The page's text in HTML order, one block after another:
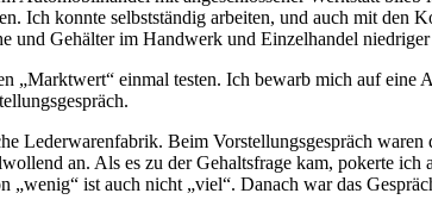
Ich konnte selbstständig arbeiten, und auch mit
und Gehälter im Handwerk und Einzelhandel
Marktwert
einmal testen. Ich bewarb mich auf eine
Lederwarenfabrik. Beim Vorstellungsgespräch
an. Als es zu der Gehaltsfrage kam, pokerte
wenig ist auch nicht viel . Danach war das